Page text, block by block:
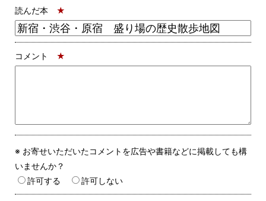
読んだ本 ★
コメント ★
※ お寄せいただいたコメントを広告や書籍などに掲載しても構
いませんか？
許可する
許可しない